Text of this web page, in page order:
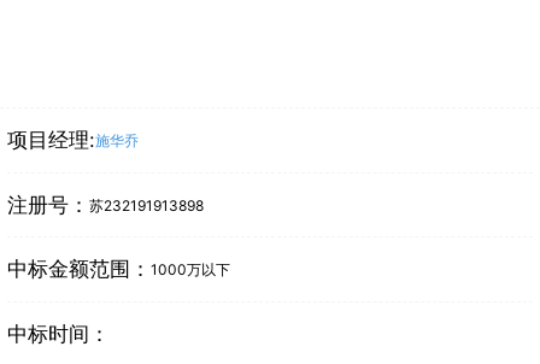
项目经理:施华乔
注册号： 苏232191913898
中标金额范围： 1000万以下
中标时间：